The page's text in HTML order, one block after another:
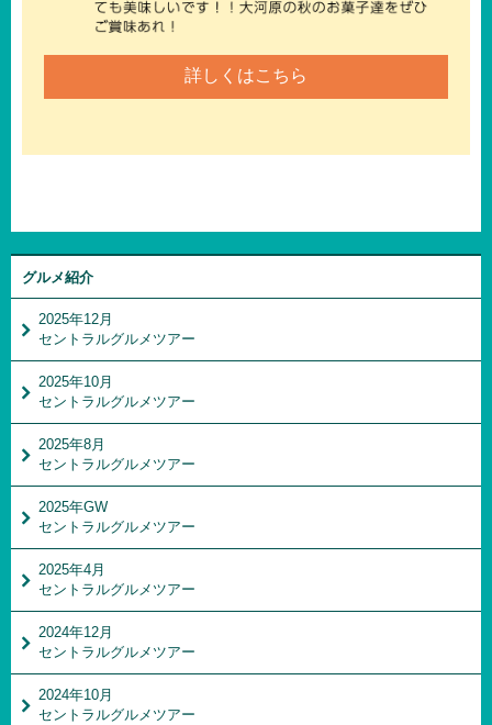
詳しくはこちら
グルメ紹介
2025年12月
セントラルグルメツアー
2025年10月
セントラルグルメツアー
2025年8月
セントラルグルメツアー
2025年GW
セントラルグルメツアー
2025年4月
セントラルグルメツアー
2024年12月
セントラルグルメツアー
2024年10月
セントラルグルメツアー